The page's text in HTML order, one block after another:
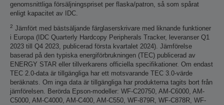
genomsnittliga försäljningspriset per flaska/patron, så som spårat
enligt kapacitet av IDC.
2 Jämfört med bästsäljande färglaserskrivare med liknande funktioner
i Europa (IDC Quarterly Hardcopy Peripherals Tracker, leveranser Q1
2023 till Q4 2023, publicerad första kvartalet 2024). Jämförelse
baserad på den typiska energiförbrukningen (TEC) publicerad av
ENERGY STAR eller tillverkarens officiella specifikationer. Om endast
TEC 2.0-data är tillgängliga har ett motsvarande TEC 3.0-värde
beräknats. Om inga data är tillgängliga har produkterna tagits bort från
jämförelsen. Berörda Epson-modeller: WF-C20750, AM-C6000, AM-
C5000, AM-C4000, AM-C400, AM-C550, WF-879R, WF-C878R, WF-